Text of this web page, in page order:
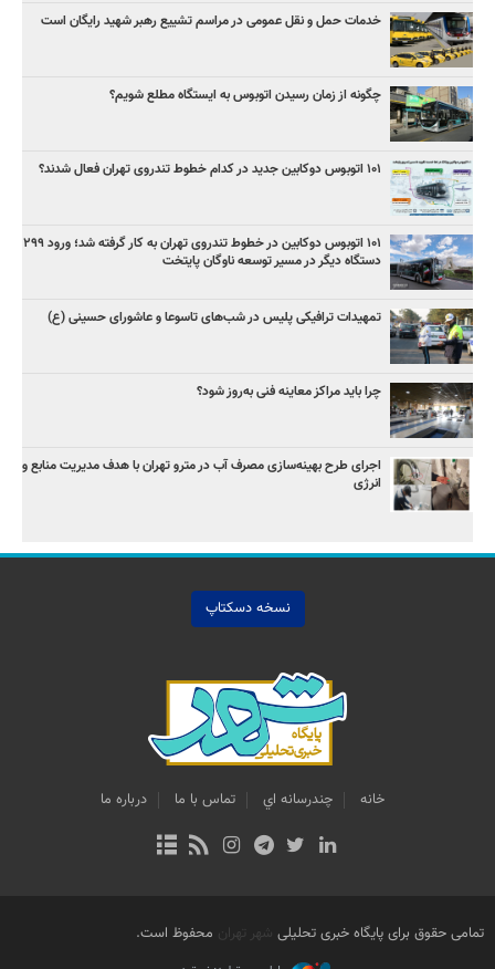
خدمات حمل و نقل عمومی در مراسم تشییع رهبر شهید رایگان است
چگونه از زمان رسیدن اتوبوس به ایستگاه مطلع شویم؟
۱۰۱ اتوبوس دوکابین جدید در کدام خطوط تندروی تهران فعال شدند؟
۱۰۱ اتوبوس دوکابین در خطوط تندروی تهران به کار گرفته شد؛ ورود ۲۹۹
دستگاه دیگر در مسیر توسعه ناوگان پایتخت
تمهیدات ترافیکی پلیس در شب‌های تاسوعا و عاشورای حسینی (ع)
چرا باید مراکز معاینه فنی به‌روز شود؟
اجرای طرح بهینه‌سازی مصرف آب در مترو تهران با هدف مدیریت منابع و
انرژی
نسخه دسکتاپ
خانه چندرسانه اي تماس با ما درباره ما
تمامی حقوق برای پایگاه خبری تحلیلی شهر تهران محفوظ است.